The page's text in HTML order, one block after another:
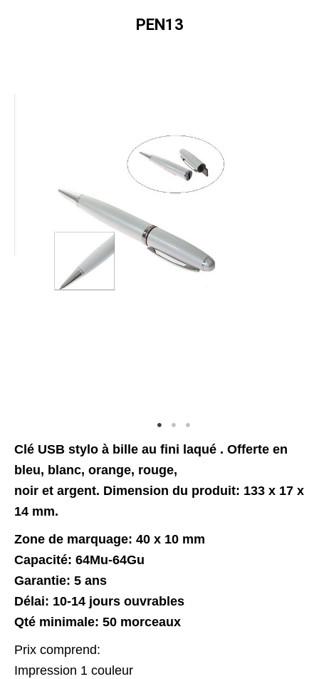
PEN13
Clé USB stylo à bille au fini laqué . Offerte en
bleu, blanc, orange, rouge,
noir et argent. Dimension du produit: 133 x 17 x
14 mm.
​Zone de marquage: 40 x 10 mm
Capacité: 64Mu-64Gu
Garantie: 5 ans
Délai: 10-14 jours ouvrables
Qté minimale: 50 morceaux
Prix comprend:
Impression 1 couleur